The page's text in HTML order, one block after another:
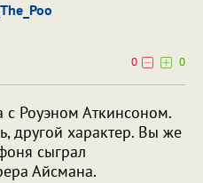
0
0
с Роуэном Аткинсоном.
другой характер. Вы же
сыграл
Айсмана.